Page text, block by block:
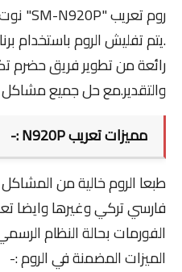
روم تعريب "SM-N920P"
.يتم تفليش الروم باستخدام
رائعة من تطوير فريق حضرم
والتقدير.مع حل جميع مشاكل
مميزات تعريب N920P :-
طبعا الروم خالية من
فارسي تركي وغيرها وايضا
الفورمات بحالة النظام
الميزات المضمنة في الروم :-